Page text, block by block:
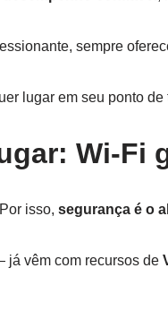
sempre
lugar em seu ponto
Wi-Fi
isso, segurança é o
vêm com recursos de